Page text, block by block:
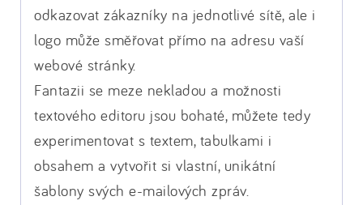
odkazovat zákazníky na jednotlivé sítě, ale i
logo může směřovat přímo na adresu vaší
webové stránky.
Fantazii se meze nekladou a možnosti
textového editoru jsou bohaté, můžete tedy
experimentovat s textem, tabulkami i
obsahem a vytvořit si vlastní, unikátní
šablony svých e-mailových zpráv.